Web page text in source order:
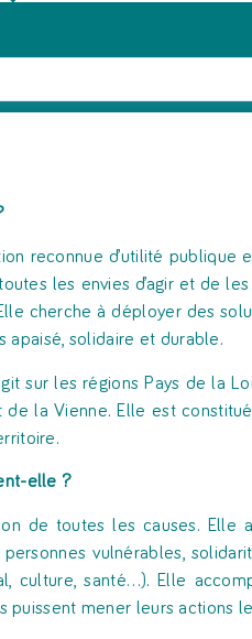
reconnue d’utilité
les envies d’agir et de
cherche à déployer des
apaisé, solidaire et durable.
sur les régions Pays de la
de la Vienne. Elle est
elle ?
de toutes les causes. Elle
vulnérables,
culture, santé…). Elle
puissent mener leurs actions